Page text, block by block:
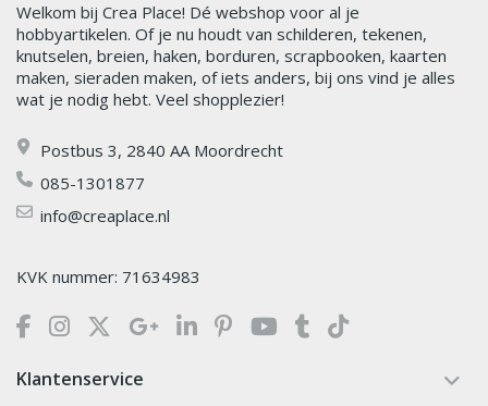
Welkom bij Crea Place! Dé webshop voor al je
hobbyartikelen. Of je nu houdt van schilderen, tekenen,
knutselen, breien, haken, borduren, scrapbooken, kaarten
maken, sieraden maken, of iets anders, bij ons vind je alles
wat je nodig hebt. Veel shopplezier!
Postbus 3, 2840 AA Moordrecht
085-1301877
info@creaplace.nl
KVK nummer: 71634983
Klantenservice